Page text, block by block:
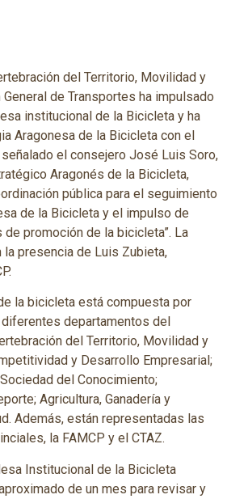
del Territorio, Movilidad y
de Transportes ha impulsado
institucional de la Bicicleta y ha
Aragonesa de la Bicicleta con el
el consejero José Luis Soro,
Aragonés de la Bicicleta,
pública para el seguimiento
de la Bicicleta y el impulso de
promoción de la bicicleta”. La
la presencia de Luis Zubieta,
la bicicleta está compuesta por
departamentos del
del Territorio, Movilidad y
y Desarrollo Empresarial;
del Conocimiento;
Agricultura, Ganadería y
Además, están representadas las
la FAMCP y el CTAZ.
Institucional de la Bicicleta
de un mes para revisar y